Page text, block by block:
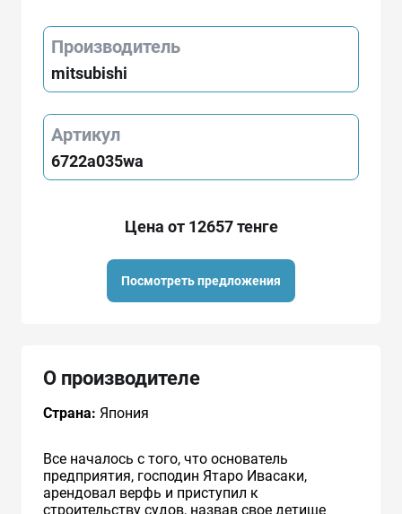
Производитель
mitsubishi
Артикул
6722a035wa
Цена от 12657 тенге
Посмотреть предложения
О производителе
Страна: Япония
Все началось с того, что основатель
предприятия, господин Ятаро Ивасаки,
арендовал верфь и приступил к
строительству судов, назвав свое детище